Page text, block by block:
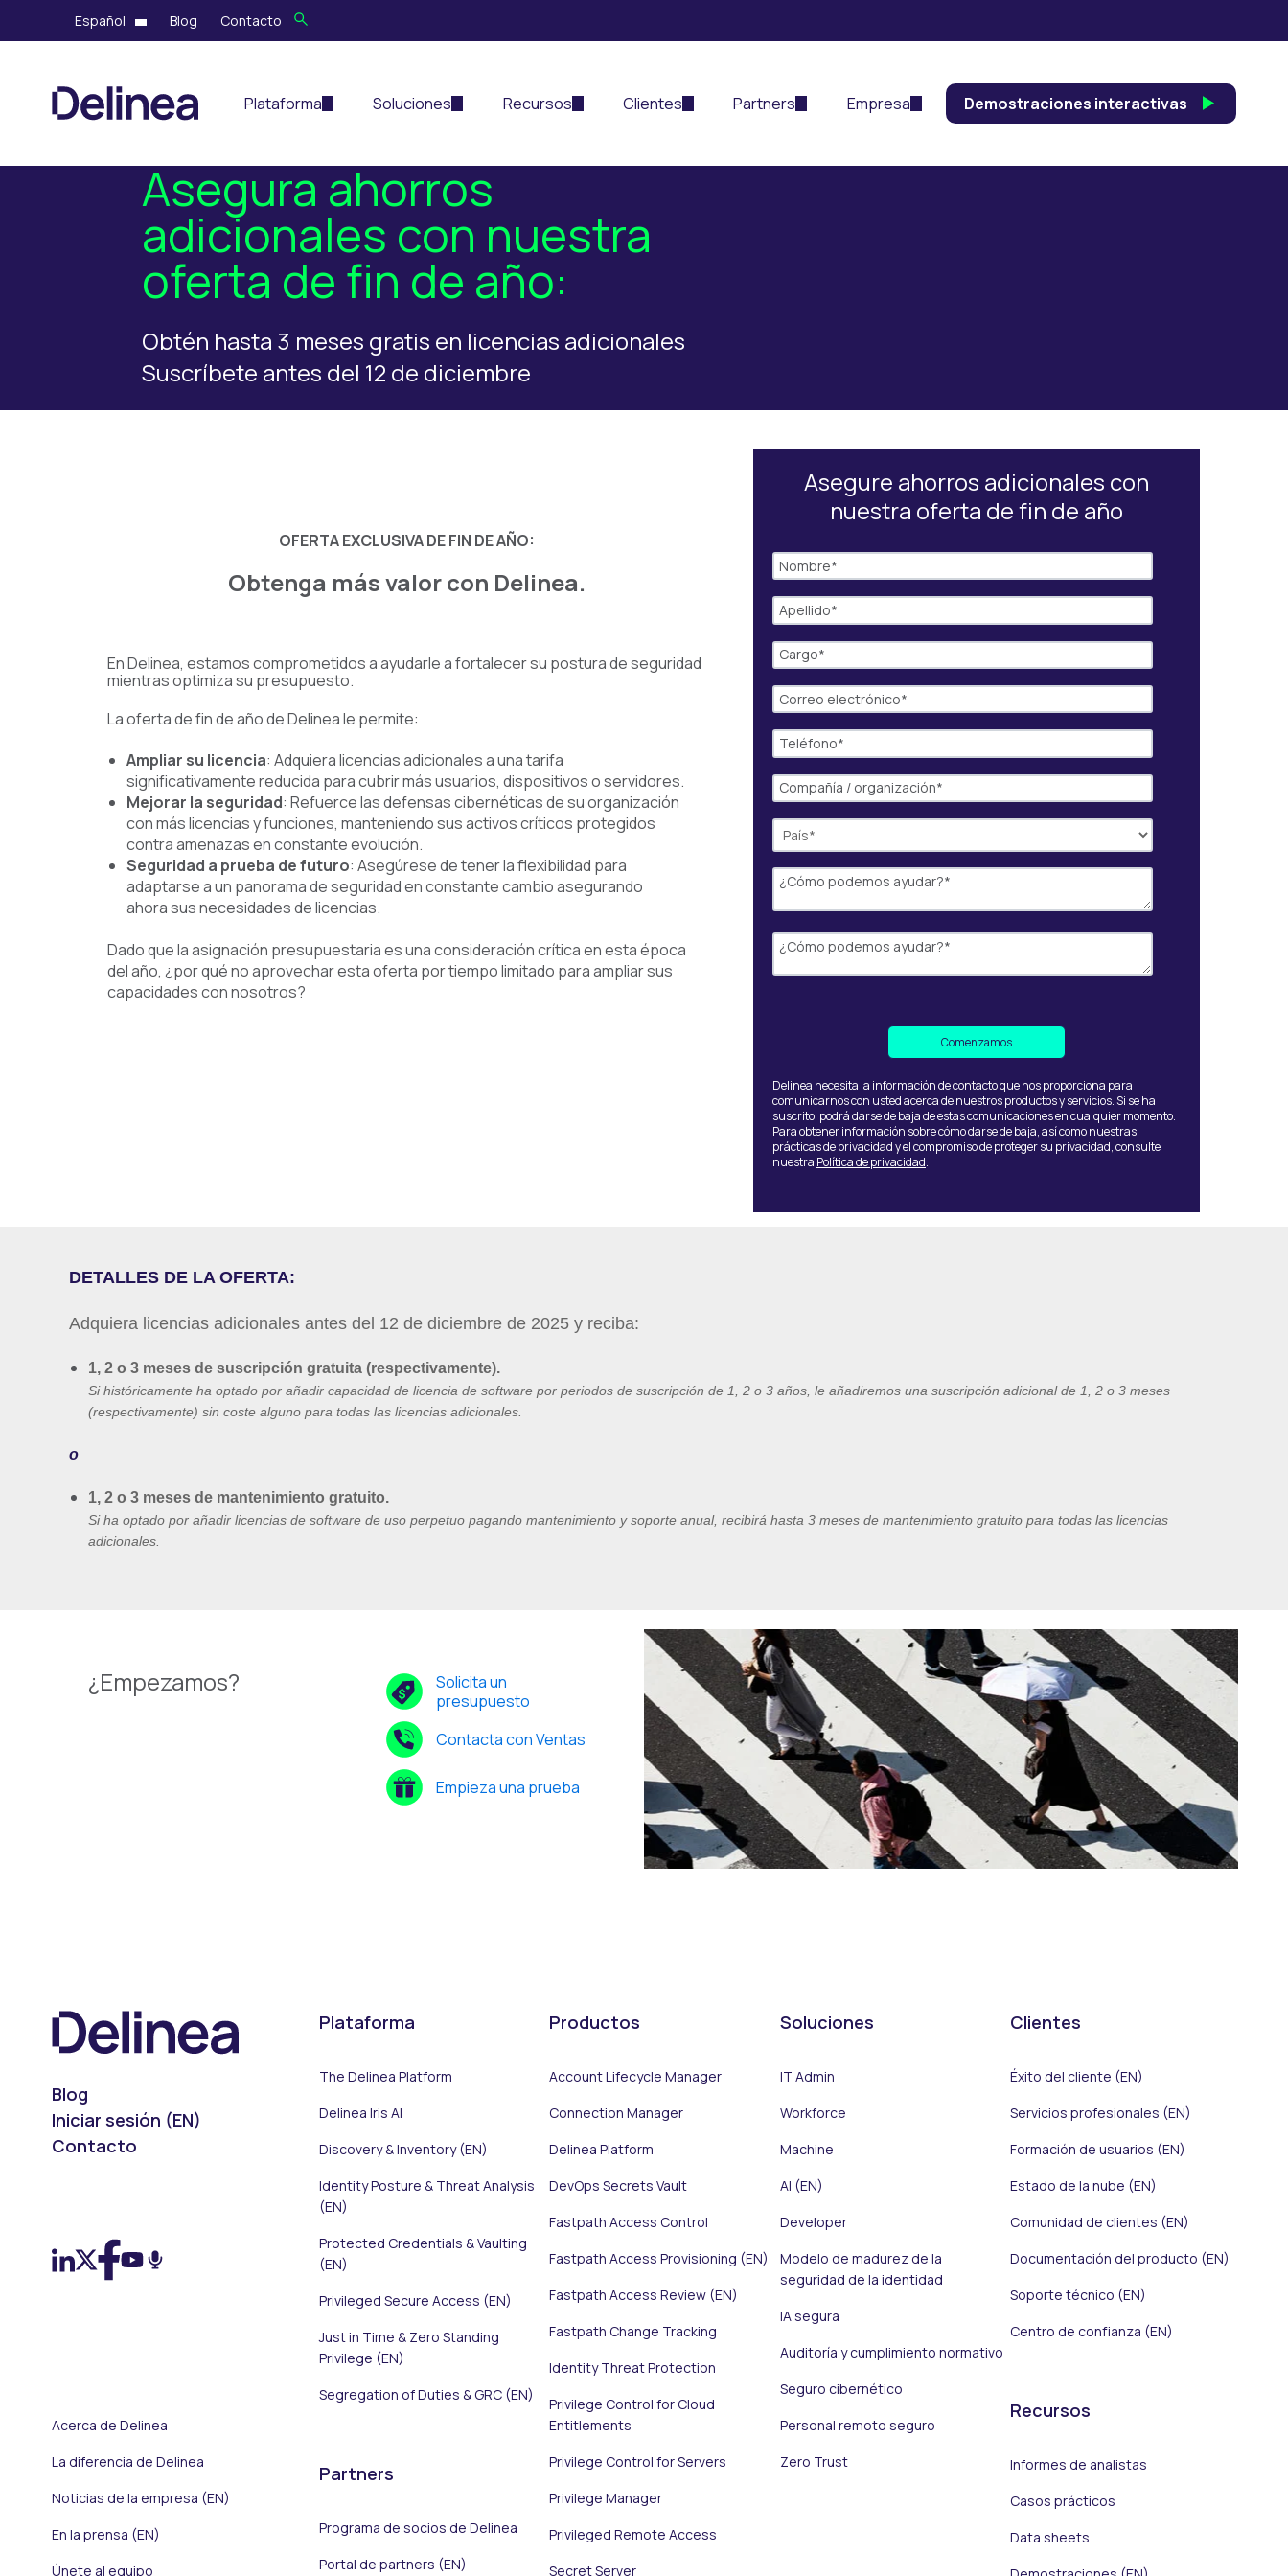
Español Blog Contacto
Plataforma Soluciones Recursos Clientes Partners Empresa Demostraciones interactivas
Asegura ahorros
adicionales con nuestra
oferta de fin de año:
Obtén hasta 3 meses gratis en licencias adicionales
Suscríbete antes del 12 de diciembre
OFERTA EXCLUSIVA DE FIN DE AÑO:
Obtenga más valor con Delinea.
En Delinea, estamos comprometidos a ayudarle a fortalecer su postura de seguridad
mientras optimiza su presupuesto.
La oferta de fin de año de Delinea le permite:
Ampliar su licencia: Adquiera licencias adicionales a una tarifa
significativamente reducida para cubrir más usuarios, dispositivos o servidores.
Mejorar la seguridad: Refuerce las defensas cibernéticas de su organización
con más licencias y funciones, manteniendo sus activos críticos protegidos
contra amenazas en constante evolución.
Seguridad a prueba de futuro: Asegúrese de tener la flexibilidad para
adaptarse a un panorama de seguridad en constante cambio asegurando
ahora sus necesidades de licencias.
Dado que la asignación presupuestaria es una consideración crítica en esta época
del año, ¿por qué no aprovechar esta oferta por tiempo limitado para ampliar sus
capacidades con nosotros?
Asegure ahorros adicionales con
nuestra oferta de fin de año
Delinea necesita la información de contacto que nos proporciona para
comunicarnos con usted acerca de nuestros productos y servicios. Si se ha
suscrito, podrá darse de baja de estas comunicaciones en cualquier momento.
Para obtener información sobre cómo darse de baja, así como nuestras
prácticas de privacidad y el compromiso de proteger su privacidad, consulte
nuestra Política de privacidad.
DETALLES DE LA OFERTA:
Adquiera licencias adicionales antes del 12 de diciembre de 2025 y reciba:
1, 2 o 3 meses de suscripción gratuita (respectivamente).
Sihistóricamente ha optado por añadir capacidad de licencia de software por periodos de suscripción de 1, 2 o 3 años, le añadiremos una suscripción adicionalde 1, 2 o 3 meses
(respectivamente) sin coste alguno para todas las licencias adicionales.
o
1, 2 o 3 meses de mantenimiento gratuito.
Si ha optado por añadir licencias de software de uso perpetuo pagando mantenimiento y soporte anual, recibirá hasta 3 meses de mantenimiento gratuito para todas las licencias
adicionales.
¿Empezamos?
Solicita un
presupuesto
Contacta con Ventas
Empieza una prueba
Blog
Iniciar sesión (EN)
Contacto
Acerca de Delinea
La diferencia de Delinea
Noticias de la empresa (EN)
En la prensa (EN)
Únete al equipo
Plataforma
The Delinea Platform
Delinea Iris AI
Discovery & Inventory (EN)
Identity Posture & Threat Analysis
(EN)
Protected Credentials & Vaulting
(EN)
Privileged Secure Access (EN)
Just in Time & Zero Standing
Privilege (EN)
Segregation of Duties & GRC (EN)
Partners
Programa de socios de Delinea
Portal de partners (EN)
Productos
Account Lifecycle Manager
Connection Manager
Delinea Platform
DevOps Secrets Vault
Fastpath Access Control
Fastpath Access Provisioning (EN)
Fastpath Access Review (EN)
Fastpath Change Tracking
Identity Threat Protection
Privilege Control for Cloud
Entitlements
Privilege Control for Servers
Privilege Manager
Privileged Remote Access
Secret Server
Soluciones
IT Admin
Workforce
Machine
AI (EN)
Developer
Modelo de madurez de la
seguridad de la identidad
IA segura
Auditoría y cumplimiento normativo
Seguro cibernético
Personal remoto seguro
Zero Trust
Clientes
Éxito del cliente (EN)
Servicios profesionales (EN)
Formación de usuarios (EN)
Estado de la nube (EN)
Comunidad de clientes (EN)
Documentación del producto (EN)
Soporte técnico (EN)
Centro de confianza (EN)
Recursos
Informes de analistas
Casos prácticos
Data sheets